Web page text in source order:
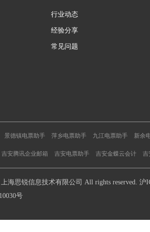
行业动态
经验分享
常见问题
景德镇电票助手 萍乡电票助手 九江电票助手 新余
吉安腾讯企业邮箱 吉安电票助手 吉安金蝶云会计 吉
海思锐信息技术有限公司 All rights reserved. 沪
号